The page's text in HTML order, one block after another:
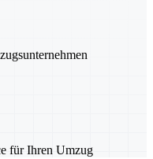
für Ihren Umzug